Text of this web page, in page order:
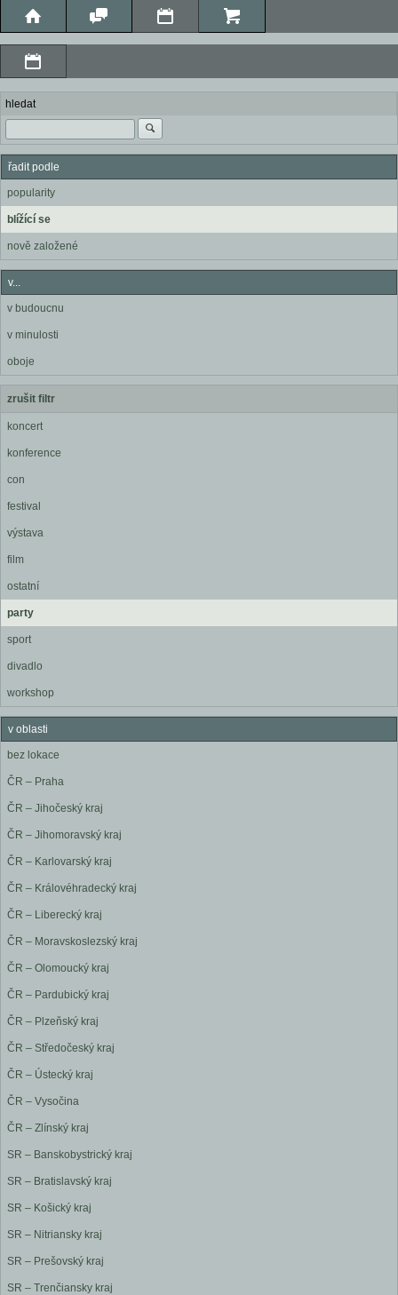
hledat
řadit podle
popularity
blížící se
nově založené
v...
v budoucnu
v minulosti
oboje
zrušit filtr
koncert
konference
con
festival
výstava
film
ostatní
party
sport
divadlo
workshop
v oblasti
bez lokace
ČR – Praha
ČR – Jihočeský kraj
ČR – Jihomoravský kraj
ČR – Karlovarský kraj
ČR – Královéhradecký kraj
ČR – Liberecký kraj
ČR – Moravskoslezský kraj
ČR – Olomoucký kraj
ČR – Pardubický kraj
ČR – Plzeňský kraj
ČR – Středočeský kraj
ČR – Ústecký kraj
ČR – Vysočina
ČR – Zlínský kraj
SR – Banskobystrický kraj
SR – Bratislavský kraj
SR – Košický kraj
SR – Nitriansky kraj
SR – Prešovský kraj
SR – Trenčiansky kraj